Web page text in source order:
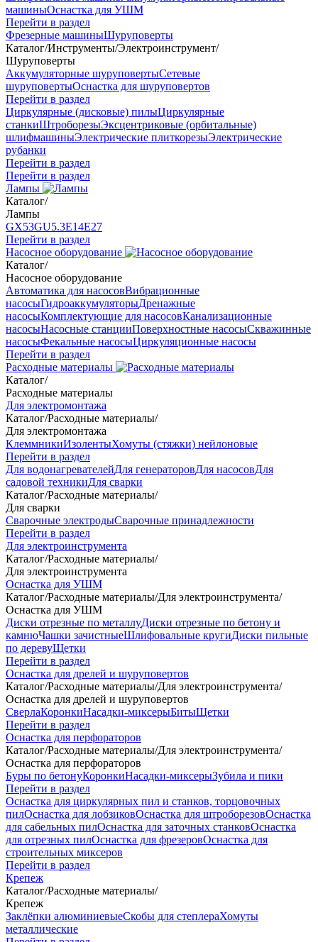
машиныОснастка для УШМ
Перейти в раздел
Фрезерные машиныШуруповерты
Каталог/Инструменты/Электроинструмент/
Шуруповерты
Аккумуляторные шуруповертыСетевые
шуруповертыОснастка для шуруповертов
Перейти в раздел
Циркулярные (дисковые) пилыЦиркулярные
станкиШтроборезыЭксцентриковые (орбитальные)
шлифмашиныЭлектрические плиткорезыЭлектрические
рубанки
Перейти в раздел
Перейти в раздел
Лампы
Каталог/
Лампы
GX53GU5.3Е14Е27
Перейти в раздел
Насосное оборудование
Каталог/
Насосное оборудование
Автоматика для насосовВибрационные
насосыГидроаккумуляторыДренажные
насосыКомплектующие для насосовКанализационные
насосыНасосные станцииПоверхностные насосыСкважинные
насосыФекальные насосыЦиркуляционные насосы
Перейти в раздел
Расходные материалы
Каталог/
Расходные материалы
Для электромонтажа
Каталог/Расходные материалы/
Для электромонтажа
КлеммникиИзолентыХомуты (стяжки) нейлоновые
Перейти в раздел
Для водонагревателейДля генераторовДля насосовДля
садовой техникиДля сварки
Каталог/Расходные материалы/
Для сварки
Сварочные электродыСварочные принадлежности
Перейти в раздел
Для электроинструмента
Каталог/Расходные материалы/
Для электроинструмента
Оснастка для УШМ
Каталог/Расходные материалы/Для электроинструмента/
Оснастка для УШМ
Диски отрезные по металлуДиски отрезные по бетону и
камнюЧашки зачистныеШлифовальные кругиДиски пильные
по деревуЩетки
Перейти в раздел
Оснастка для дрелей и шуруповертов
Каталог/Расходные материалы/Для электроинструмента/
Оснастка для дрелей и шуруповертов
СверлаКоронкиНасадки-миксерыБитыЩетки
Перейти в раздел
Оснастка для перфораторов
Каталог/Расходные материалы/Для электроинструмента/
Оснастка для перфораторов
Буры по бетонуКоронкиНасадки-миксерыЗубила и пики
Перейти в раздел
Оснастка для циркулярных пил и станков, торцовочных
пилОснастка для лобзиковОснастка для штроборезовОснастка
для сабельных пилОснастка для заточных станковОснастка
для отрезных пилОснастка для фрезеровОснастка для
строительных миксеров
Перейти в раздел
Крепеж
Каталог/Расходные материалы/
Крепеж
Заклёпки алюминиевыеСкобы для степлераХомуты
металлические